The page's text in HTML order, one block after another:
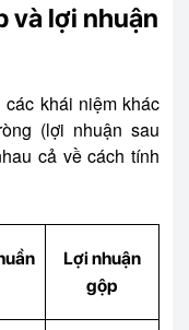
và lợi nhuận
khái niệm khác
(lợi nhuận sau
cả về cách tính
Lợi nhuận
gộp